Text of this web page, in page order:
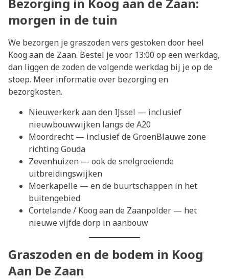
Bezorging in Koog aan de Zaan:
morgen in de tuin
We bezorgen je graszoden vers gestoken door heel
Koog aan de Zaan. Bestel je voor 13:00 op een werkdag,
dan liggen de zoden de volgende werkdag bij je op de
stoep. Meer informatie over bezorging en
bezorgkosten.
Nieuwerkerk aan den IJssel — inclusief
nieuwbouwwijken langs de A20
Moordrecht — inclusief de GroenBlauwe zone
richting Gouda
Zevenhuizen — ook de snelgroeiende
uitbreidingswijken
Moerkapelle — en de buurtschappen in het
buitengebied
Cortelande/ Koog aan de Zaanpolder — het
nieuwe vijfde dorp in aanbouw
Graszoden en de bodem in Koog
Aan De Zaan